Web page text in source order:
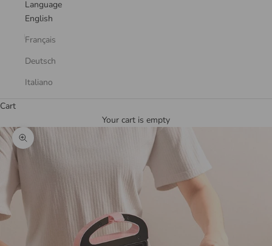
Language
English
Français
Deutsch
Italiano
Cart
Your cart is empty
Zoom picture